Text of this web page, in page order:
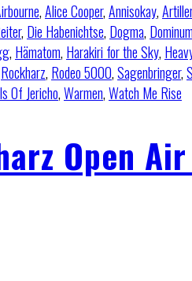
,Alice Cooper,Annisokay,
, Die Habenichtse, Dogma, Dominum
, Hämatom, Harakiri for the Sky,
Rockharz, Rodeo 5000,Sagenbringer,
Of Jericho,Warmen,Watch Me Rise
Open